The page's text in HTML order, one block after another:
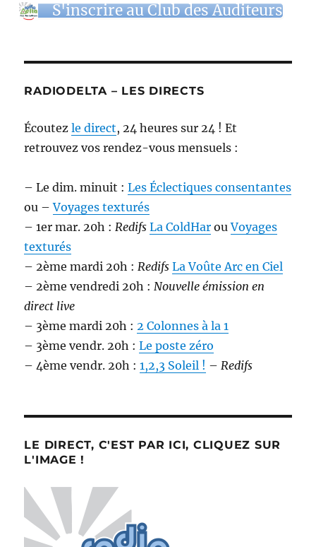
S'inscrire au Club des Auditeurs
RADIODELTA – LES DIRECTS
Écoutezle direct, 24 heures sur 24 ! Et
retrouvez vos rendez-vous mensuels :
– Le dim. minuit :Les Éclectiques consentantes
ou –Voyages texturés
– 1er mar. 20h :Redifs La ColdHar ouVoyages
texturés
– 2ème mardi 20h :Redifs La Voûte Arc en Ciel
– 2ème vendredi 20h :Nouvelle émission en
direct live
– 3ème mardi 20h :2 Colonnes à la 1
– 3ème vendr. 20h :Le poste zéro
– 4ème vendr. 20h :1,2,3 Soleil ! –Redifs
LE DIRECT, C'EST PAR ICI, CLIQUEZ SUR
L'IMAGE !